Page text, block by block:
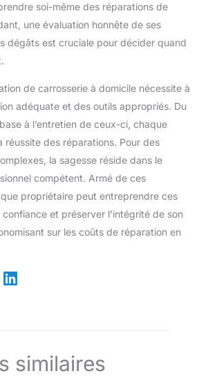
soi-même des réparations de
une évaluation honnête de ses
dégâts est cruciale pour décider quand
de carrosserie à domicile nécessite à
adéquate et des outils appropriés. Du
à l’entretien de ceux-ci, chaque
réussite des réparations. Pour des
la sagesse réside dans le
compétent. Armé de ces
propriétaire peut entreprendre ces
et préserver l’intégrité de son
sur les coûts de réparation en
similaires